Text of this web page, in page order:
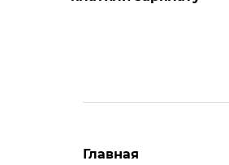
Главная